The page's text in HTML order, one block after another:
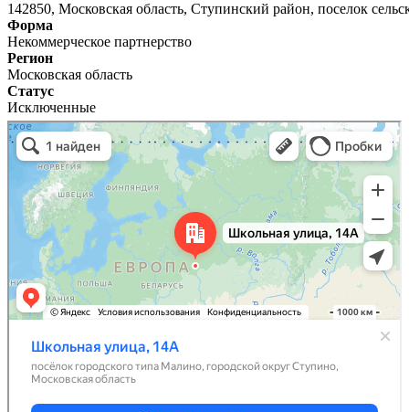
142850, Московская область, Ступинский район, поселок
Форма
Некоммерческое партнерство
Регион
Московская область
Статус
Исключенные